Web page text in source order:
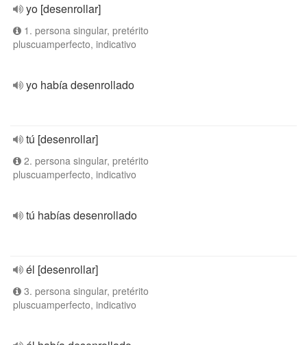
yo [desenrollar]
1. persona singular, pretérito
pluscuamperfecto, indicativo
yo había desenrollado
tú [desenrollar]
2. persona singular, pretérito
pluscuamperfecto, indicativo
tú habías desenrollado
él [desenrollar]
3. persona singular, pretérito
pluscuamperfecto, indicativo